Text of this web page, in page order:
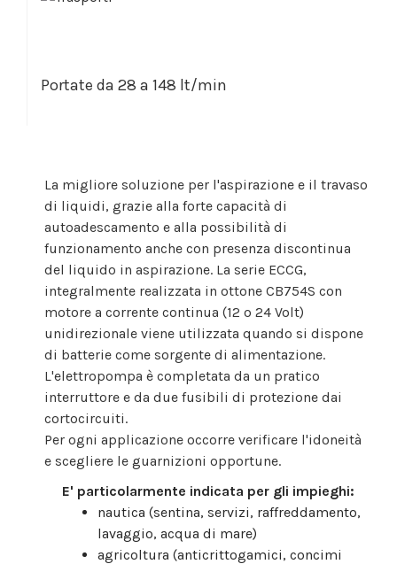
Portate da 28 a 148 lt/min
La migliore soluzione per l'aspirazione e il travaso
di liquidi, grazie alla forte capacità di
autoadescamento e alla possibilità di
funzionamento anche con presenza discontinua
del liquido in aspirazione. La serie ECCG,
integralmente realizzata in ottone CB754S con
motore a corrente continua (12 o 24 Volt)
unidirezionale viene utilizzata quando si dispone
di batterie come sorgente di alimentazione.
L'elettropompa è completata da un pratico
interruttore e da due fusibili di protezione dai
cortocircuiti.
Per ogni applicazione occorre verificare l'idoneità
e scegliere le guarnizioni opportune.
E' particolarmente indicata per gli impieghi:
nautica (sentina, servizi, raffreddamento,
lavaggio, acqua di mare)
agricoltura (anticrittogamici, concimi